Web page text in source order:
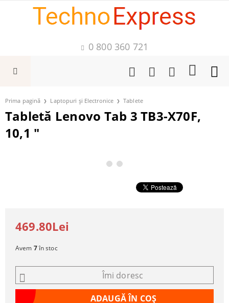
0 800 360 721
Prima pagină Laptopuri și Electronice Tablete
Tabletă Lenovo Tab 3 TB3-X70F,
10,1 "
469.80Lei
Avem 7în stoc
Îmi doresc